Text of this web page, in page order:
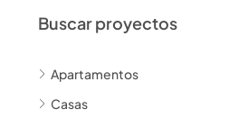
Buscar proyectos
Apartamentos
Casas